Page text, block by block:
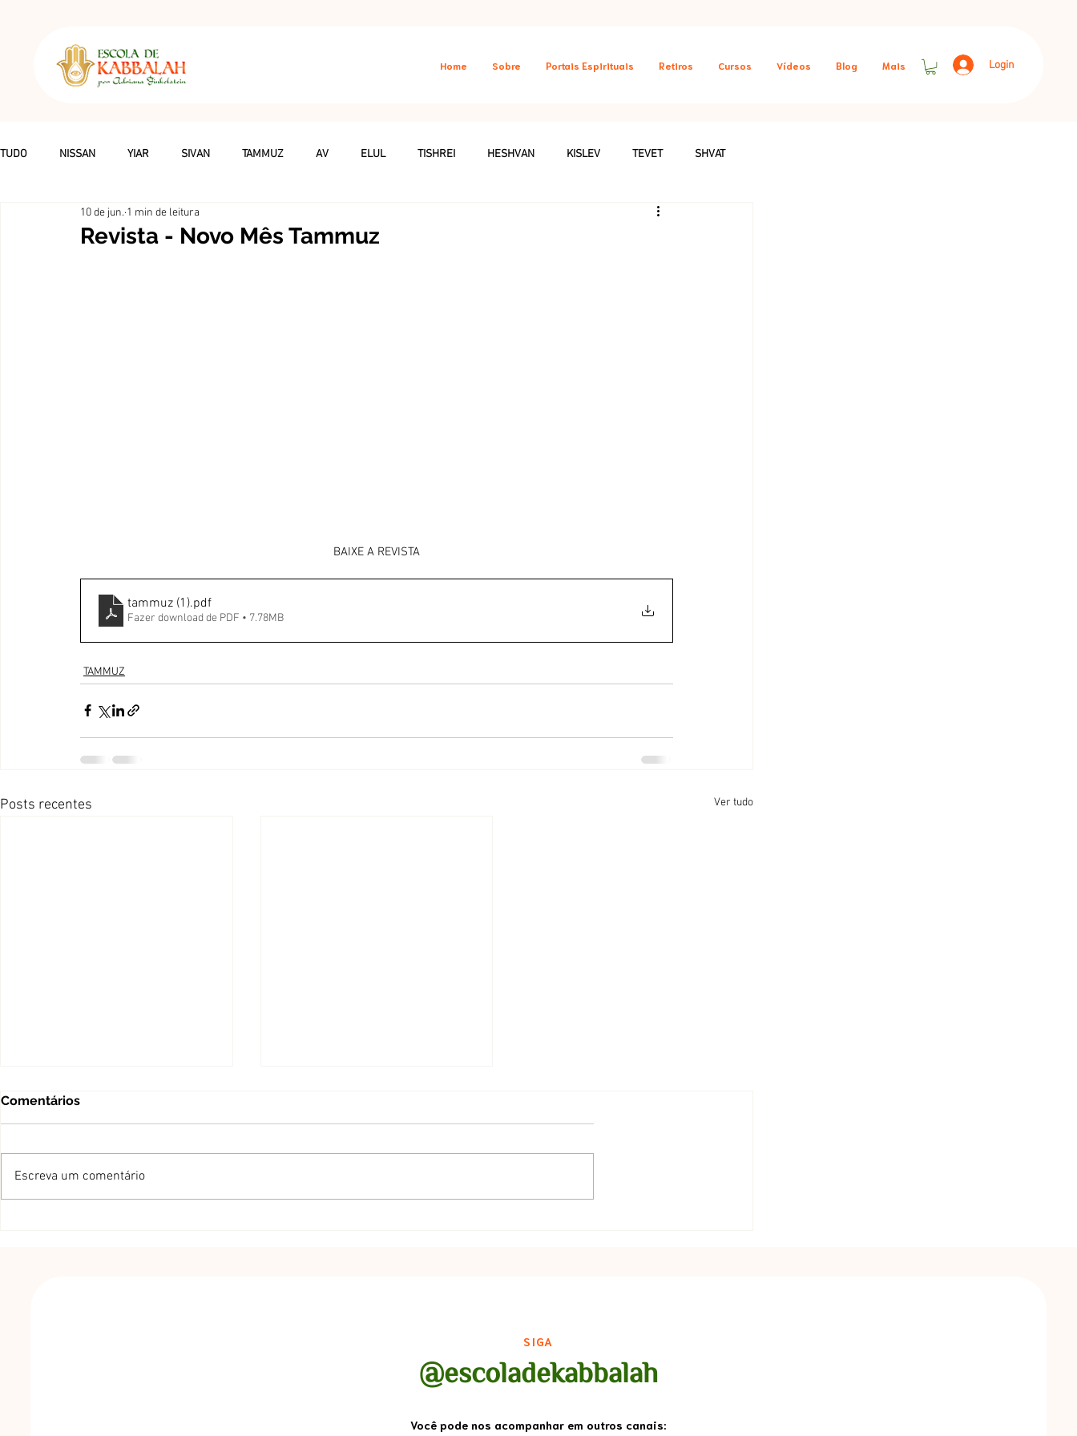
Home Sobre Portais Espirituais Retiros Cursos Vídeos Blog Mais Login
TUDO NISSAN YIAR SIVAN TAMMUZ AV ELUL TISHREI HESHVAN KISLEV TEVET SHVAT
O QUE É KABBALAH ESPIRITUALIDADE DOS ANIMAIS
Revista - Novo Mês Tammuz
10 de jun. 1 min de leitura
BAIXE A REVISTA
tammuz (1).pdf
Fazer download de PDF • 7.78MB
TAMMUZ
Posts recentes Ver tudo
Comentários
Escreva um comentário
SIGA
@escoladekabbalah
Você pode nos acompanhar em outros canais: